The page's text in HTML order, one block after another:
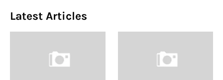
Latest Articles